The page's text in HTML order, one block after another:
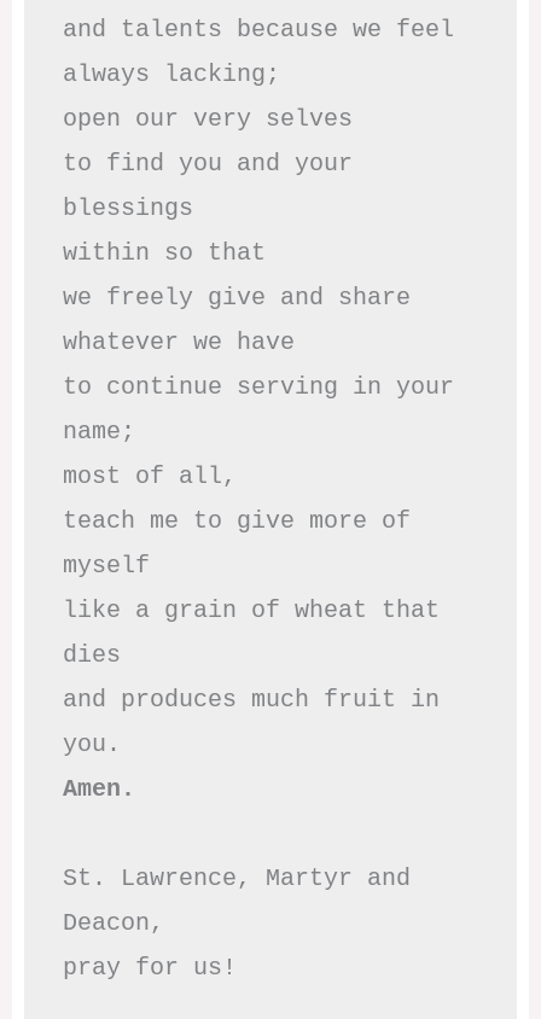
and talents because we feel
always lacking;
open our very selves
to find you and your
blessings
within so that
we freely give and share
whatever we have
to continue serving in your
name;
most of all,
teach me to give more of
myself
like a grain of wheat that
dies
and produces much fruit in
Amen.
St. Lawrence, Martyr and
Deacon,
pray for us!